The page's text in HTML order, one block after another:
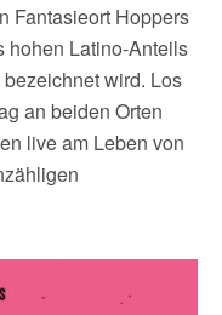
Fantasieort Hoppers
hohen Latino-Anteils
wird. Los
an beiden Orten
live am Leben von